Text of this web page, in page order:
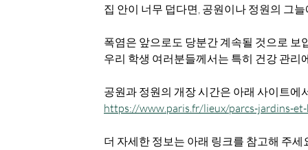
집 안이 너무 덥다면, 공원이나 정원의 그
폭염은 앞으로도 당분간 계속될 것으로 보
우리 학생 여러분들께서는 특히 건강 관
공원과 정원의 개장 시간은 아래 사이트에
https://www.paris.fr/lieux/parcs-jardins-
더 자세한 정보는 아래 링크를 참고해 주세